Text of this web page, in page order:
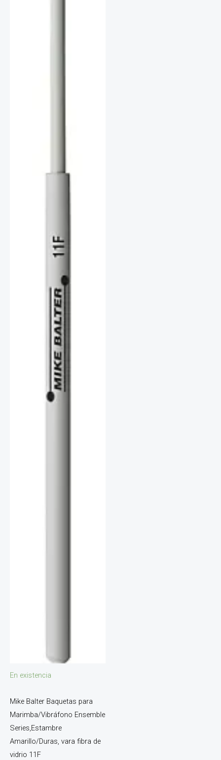
En existencia
Mike Balter Baquetas para
Marimba/Vibráfono Ensemble
Series,Estambre
Amarillo/Duras, vara fibra de
vidrio 11F